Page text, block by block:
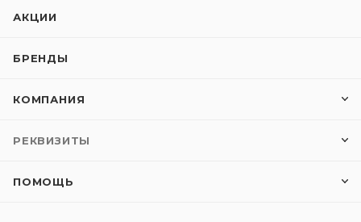
АКЦИИ
БРЕНДЫ
КОМПАНИЯ
РЕКВИЗИТЫ
ПОМОЩЬ